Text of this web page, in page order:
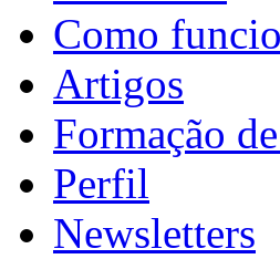
Como
Artigos
Formação
Perfil
Newsletters